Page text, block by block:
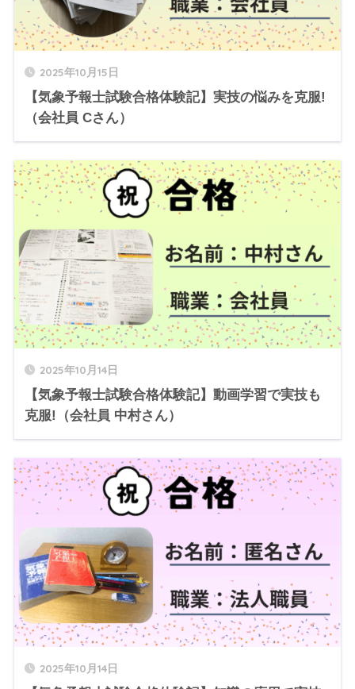
2025年10月15日
【気象予報士試験合格体験記】実技の悩みを克服!
（会社員 Cさん）
2025年10月14日
【気象予報士試験合格体験記】動画学習で実技も
克服!（会社員 中村さん）
2025年10月14日